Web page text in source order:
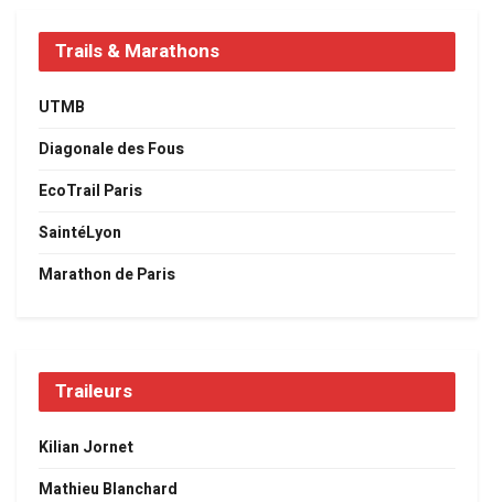
Trails & Marathons
UTMB
Diagonale des Fous
EcoTrail Paris
SaintéLyon
Marathon de Paris
Traileurs
Kilian Jornet
Mathieu Blanchard